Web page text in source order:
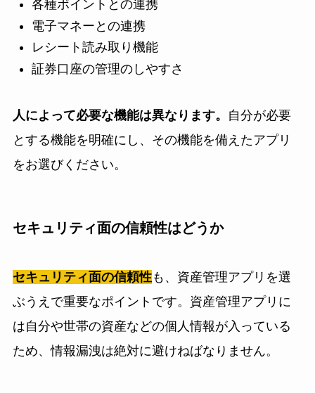
各種ポイントとの連携
電子マネーとの連携
レシート読み取り機能
証券口座の管理のしやすさ
人によって必要な機能は異なります。
自分が必要
とする機能を明確にし、その機能を備えたアプリ
をお選びください。
セキュリティ面の信頼性はどうか
セキュリティ面の信頼性も、資産管理アプリを選
ぶうえで重要なポイントです。資産管理アプリに
は自分や世帯の資産などの個人情報が入っている
ため、情報漏洩は絶対に避けねばなりません。